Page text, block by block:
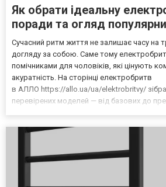
Як обрати ідеальну
поради та огляд
Сучасний ритм життя не залишає часу на
догляду за собою. Саме тому
помічниками для чоловіків, які цінують
акуратність. На сторінці електробритв
в АЛЛО https://allo.ua/ua/elektrobritvy/
перевірених моделей — від базових до
станку. Сучасна...